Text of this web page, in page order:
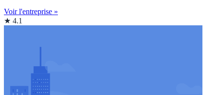
Voir l'entreprise »
★ 4.1